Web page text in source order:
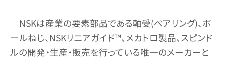
NSKは産業の要素部品である軸受(ベアリング)、ボ
ールねじ、NSKリニアガイド™、メカトロ製品、スピンド
ルの開発・生産・販売を行っている唯一のメーカーと